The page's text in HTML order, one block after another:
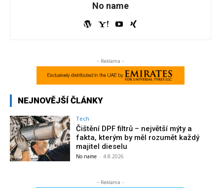
No name
- Reklama -
NEJNOVĚJŠÍ ČLÁNKY
Tech
Čištění DPF filtrů – největší mýty a
fakta, kterým by měl rozumět každý
majitel dieselu
No name - 4.8.2026
- Reklama -